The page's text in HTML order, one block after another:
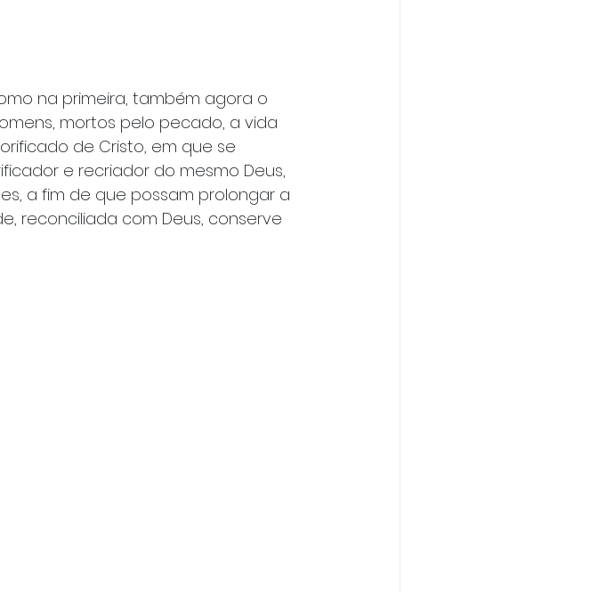
na primeira, também agora o
mortos pelo pecado, a vida
de Cristo, em que se
e recriador do mesmo Deus,
a fim de que possam prolongar a
reconciliada com Deus, conserve